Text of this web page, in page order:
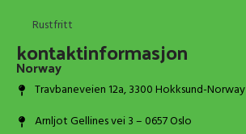
Rustfritt
kontaktinformasjon
Norway
Travbaneveien 12a, 3300 Hokksund-Norway
Arnljot Gellines vei 3 – 0657 Oslo